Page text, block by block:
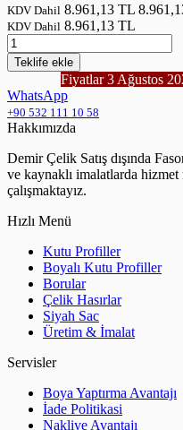
KDV Dahil 8.961,13 TL
KDV Dahil 8.961,13 TL
Teklife ekle
Fiyatlar 3 Ağustos
WhatsApp
+90 532 111 10 58
Hakkımızda
Demir Çelik Satış dışında
ve kaynaklı imalatlarda
çalışmaktayız.
Hızlı Menü
Kutu Profiller
Boyalı Kutu Profiller
Borular
Çelik Hasırlar
Siyah Sac
Üretim & İmalat
Servisler
Boya Yaptırma Avantajı
İade Politikasi
Nakliye Avantajı